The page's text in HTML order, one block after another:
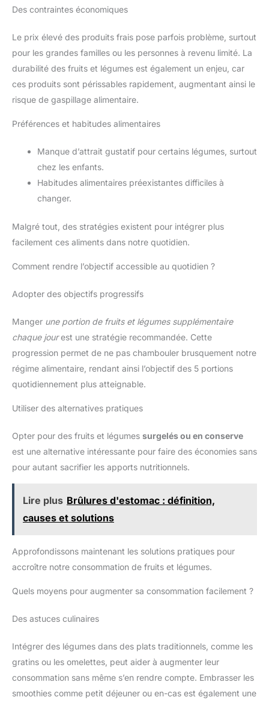
Des contraintes économiques
Le prix élevé des produits frais pose parfois problème, surtout
pour les grandes familles ou les personnes à revenu limité. La
durabilité des fruits et légumes est également un enjeu, car
ces produits sont périssables rapidement, augmentant ainsi le
risque de gaspillage alimentaire.
Préférences et habitudes alimentaires
Manque d’attrait gustatif pour certains légumes, surtout
chez les enfants.
Habitudes alimentaires préexistantes difficiles à
changer.
Malgré tout, des stratégies existent pour intégrer plus
facilement ces aliments dans notre quotidien.
Comment rendre l’objectif accessible au quotidien ?
Adopter des objectifs progressifs
Manger une portion de fruits et légumes supplémentaire
chaque jourest une stratégie recommandée. Cette
progression permet de ne pas chambouler brusquement notre
régime alimentaire, rendant ainsi l’objectif des 5 portions
quotidiennement plus atteignable.
Utiliser des alternatives pratiques
Opter pour des fruits et légumes surgelés ou en conserve
est une alternative intéressante pour faire des économies sans
pour autant sacrifier les apports nutritionnels.
Lire plus Brûlures d'estomac : définition,
causes et solutions
Approfondissons maintenant les solutions pratiques pour
accroître notre consommation de fruits et légumes.
Quels moyens pour augmenter sa consommation facilement ?
Des astuces culinaires
Intégrer des légumes dans des plats traditionnels, comme les
gratins ou les omelettes, peut aider à augmenter leur
consommation sans même s’en rendre compte. Embrasser les
smoothies comme petit déjeuner ou en-cas est également une